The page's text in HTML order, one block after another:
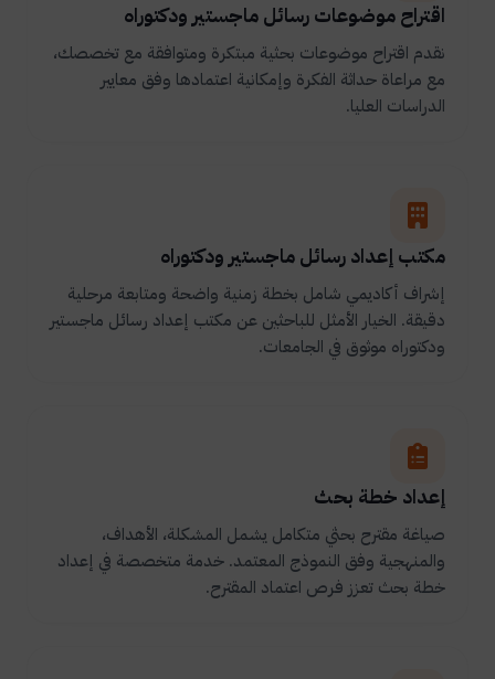
اقتراح موضوعات رسائل ماجستير ودكتوراه
نقدم اقتراح موضوعات بحثية مبتكرة ومتوافقة مع تخصصك،
مع مراعاة حداثة الفكرة وإمكانية اعتمادها وفق معايير
الدراسات العليا.
مكتب إعداد رسائل ماجستير ودكتوراه
إشراف أكاديمي شامل بخطة زمنية واضحة ومتابعة مرحلية
دقيقة. الخيار الأمثل للباحثين عن مكتب إعداد رسائل ماجستير
ودكتوراه موثوق في الجامعات.
إعداد خطة بحث
صياغة مقترح بحثي متكامل يشمل المشكلة، الأهداف،
والمنهجية وفق النموذج المعتمد. خدمة متخصصة في إعداد
خطة بحث تعزز فرص اعتماد المقترح.